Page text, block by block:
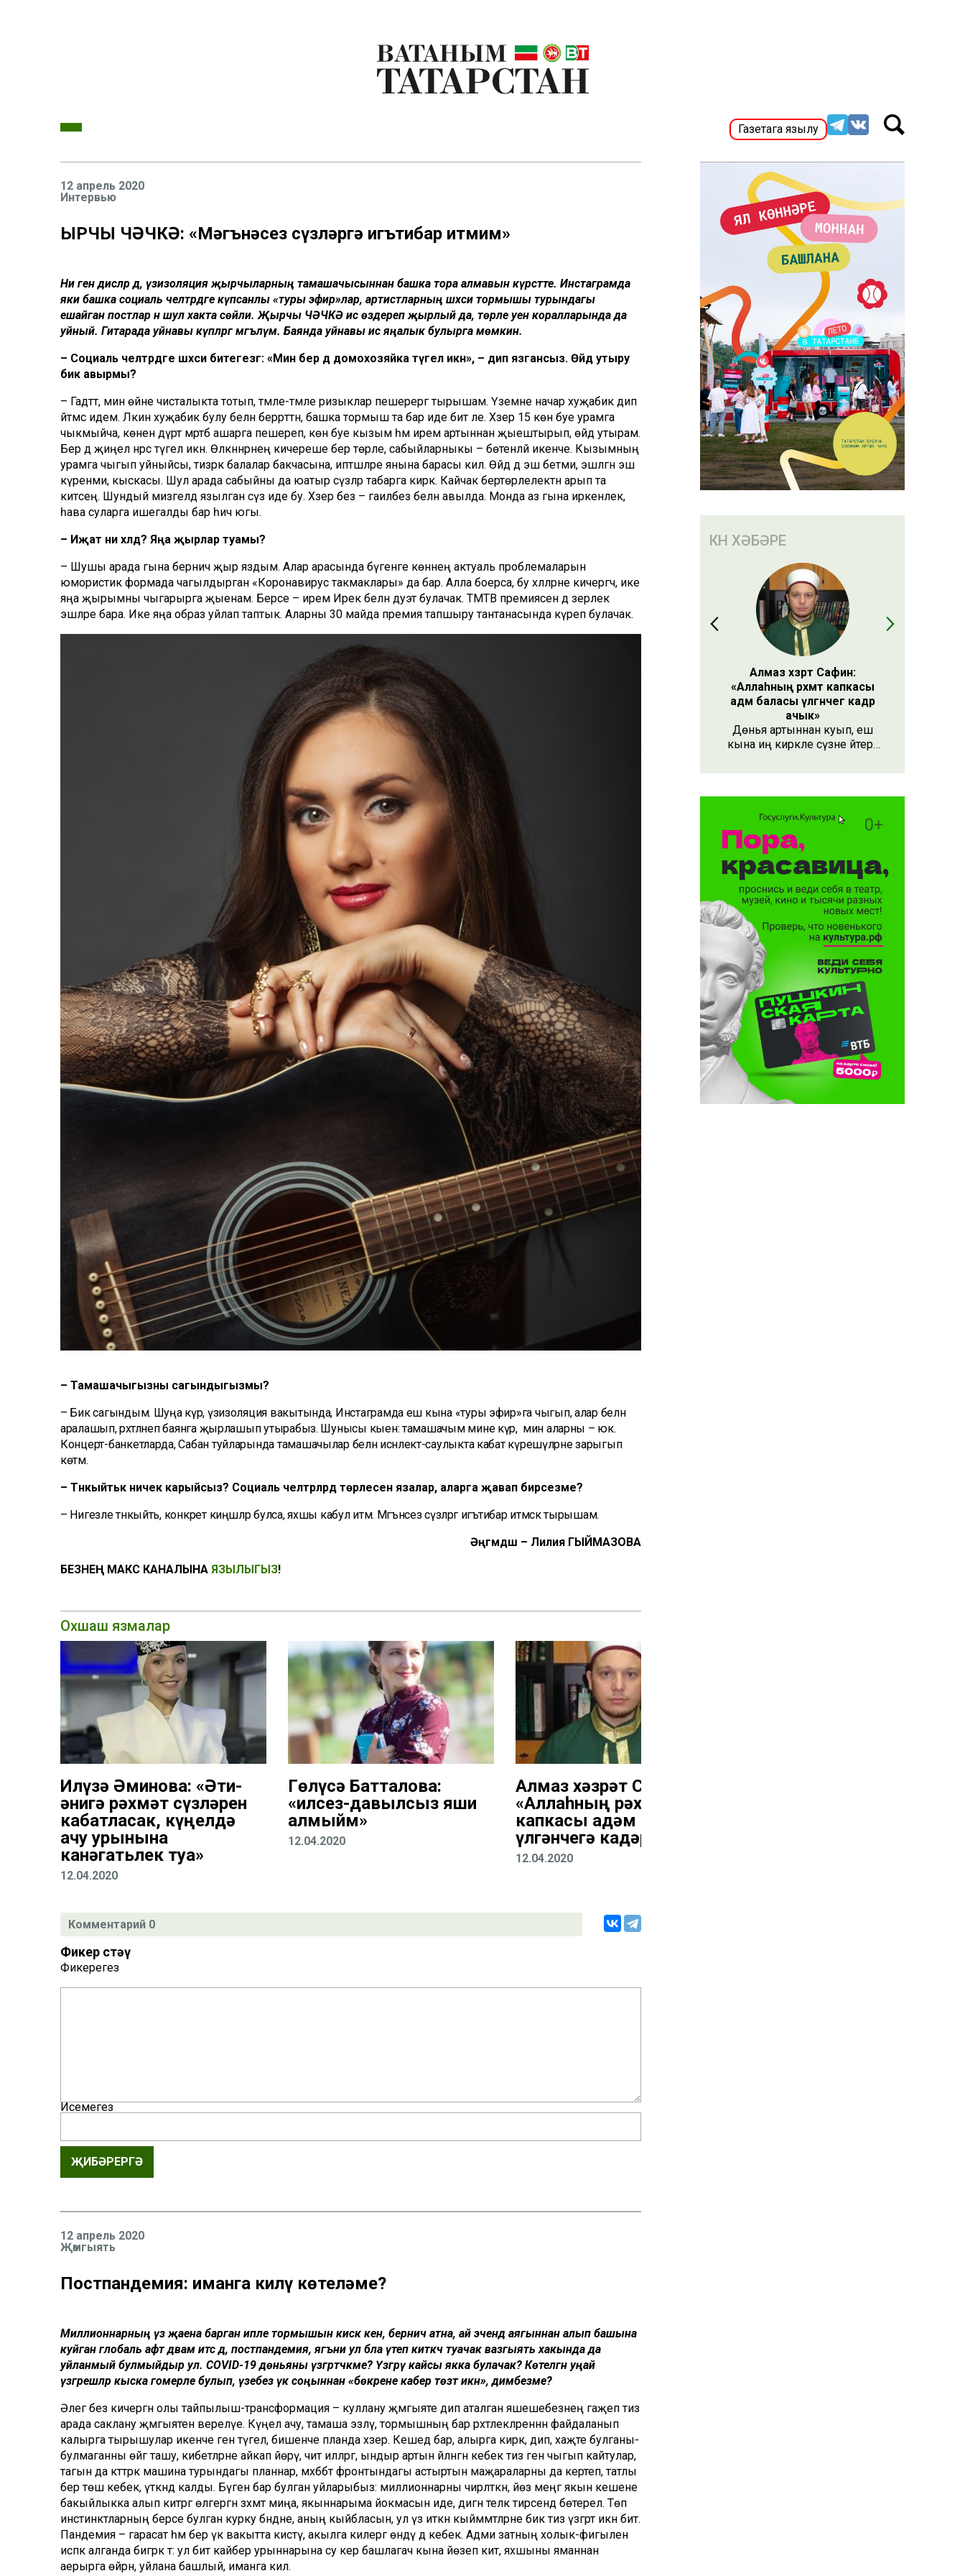
Газетага язылу
12 апрель 2020
Интервью
ҖЫРЧЫ ЧӘЧКӘ: «Мәгънәсез сүзләргә игътибар итмим»
Ни генә дисәләр дә, үзизоляция җырчыларның тамашачысыннан башка тора алмавын күрсәтте. Инстаграмда
яки башка социаль челтәрдәге күпсанлы «туры эфир»лар, артистларның шәхси тормышы турындагы
ешайган постлар әнә шул хакта сөйли. Җырчы ЧӘЧКӘ исә өздереп җырлый да, төрле уен коралларында да
уйный. Гитарада уйнавы күпләргә мәгълүм. Баянда уйнавы исә яңалык булырга мөмкин.
– Социаль челтәрдәге шәхси битегезгә: «Мин бер дә домохозяйка түгел икән», – дип язгансыз. Өйдә утыру
бик авырмы?
– Гадәттә, мин өйне чисталыкта тотып, тәмле-тәмле ризыклар пешерергә тырышам. Үземне начар хуҗабикә дип
әйтмәс идем. Ләкин хуҗабикә булу белән беррәттән, башка тормыш та бар иде бит әле. Хәзер 15 көн буе урамга
чыкмыйча, көненә дүрт мәртәбә ашарга пешереп, көн буе кызым һәм ирем артыннан җыештырып, өйдә утырам.
Бер дә җиңел нәрсә түгел икән. Өлкәннәрнең кичереше бер төрле, сабыйларныкы – бөтенләй икенче. Кызымның
урамга чыгып уйныйсы, тизрәк балалар бакчасына, иптәшләре янына барасы килә. Өйдә дә эш бетми, эшләгән эш
күренми, кыскасы. Шул арада сабыйны да юатыр сүзләр табарга кирәк. Кайчак бертөрлелектән арып та
китәсең. Шундый мизгелдә язылган сүз иде бу. Хәзер без – гаиләбез белән авылда. Монда аз гына иркенлек,
һава суларга ишегалды бар һич югы.
– Иҗат ни хәлдә? Яңа җырлар туамы?
– Шушы арада гына берничә җыр яздым. Алар арасында бүгенге көннең актуаль проблемаларын
юмористик формада чагылдырган «Коронавирус такмаклары» да бар. Алла боерса, бу хәлләрне кичергәч, ике
яңа җырымны чыгарырга җыенам. Берсе – ирем Ирек белән дуэт булачак. ТМТВ премиясенә дә әзерлек
эшләре бара. Ике яңа образ уйлап таптык. Аларны 30 майда премия тапшыру тантанасында күреп булачак.
– Тамашачыгызны сагындыгызмы?
– Бик сагындым. Шуңа күрә, үзизоляция вакытында, Инстаграмда еш кына «туры эфир»га чыгып, алар белән
аралашып, рәхәтләнеп баянга җырлашып утырабыз. Шунысы кыен: тамашачым мине күрә, ә мин аларны – юк.
Концерт-банкетларда, Сабан туйларында тамашачылар белән исәнлектә-саулыкта кабат күрешүләрне зарыгып
көтәм.
– Тәнкыйтькә ничек карыйсыз? Социаль челтәрләрдә төрлесен язалар, аларга җавап бирәсезме?
– Нигезле тәнкыйть, конкрет киңәшләр булса, яхшы кабул итәм. Мәгънәсез сүзләргә игътибар итмәскә тырышам.
Әңгәмәдәш – Лилия ГЫЙМАЗОВА
БЕЗНЕҢ МАКС КАНАЛЫНА ЯЗЫЛЫГЫЗ!
Охшаш язмалар
Илүзә Әминова: «Әти-
әнигә рәхмәт сүзләрен
кабатласак, күңелдә
ачу урынына
канәгатьлек туа»
12.04.2020
Гөлүсә Батталова:
«Җилсез-давылсыз яши
алмыйм»
12.04.2020
Алмаз хәзрәт Сафин:
«Аллаһның рәхмәт
капкасы адәм баласы
үлгәнчегә кадәр ачык»
12.04.2020
Комментарий 0
Фикер өстәү
Фикерегез
Исемегез
ҖИБӘРЕРГӘ
12 апрель 2020
Җәмгыять
Постпандемия: иманга килү көтеләме?
Миллионнарның үз җаена барган ипле тормышын кисәк кенә, берничә атна, ай эчендә аягыннан алып башына
куйган глобаль афәт дәвам итсә дә, постпандемия, ягъни ул бәла үтеп киткәч туачак вазгыять хакында да
уйланмый булмыйдыр ул. COVID-19 дөньяны үзгәртәчәкме? Үзгәрү кайсы якка булачак? Көтелгән уңай
үзгәрешләр кыска гомерле булып, үзебез үк соңыннан «бөкрене кабер төзәтә икән», димәбезме?
Әлегә без кичергән олы тайпылыш-трансформация – куллану җәмгыяте дип аталган яшәешебезнең гаҗәеп тиз
арада саклану җәмгыятенә әверелүе. Күңел ачу, тамаша эзләү, тормышның бар рәхәтлекләреннән файдаланып
калырга тырышулар икенче генә түгел, бишенче планда хәзер. Кешедә бар, алырга кирәк, дип, хаҗәте булганы-
булмаганны өйгә ташу, кибетләрне айкап йөрү, чит илләргә, ындыр артын әйләнгән кебек тиз генә чыгып кайтулар,
тагын да кәттәрәк машина турындагы планнар, мәхәббәт фронтындагы астыртын маҗараларны да кертеп, татлы
бер төш кебек, үткәндә калды. Бүген бар булган уйларыбыз: миллионнарны чирләткән, йөз меңгә якын кешене
бакыйлыкка алып китәргә өлгергән зәхмәт миңа, якыннарыма йокмасын иде, дигән теләк тирәсендә бөтерелә. Төп
инстинктларның берсе булган курку бәндәне, аның кыйбласын, ул үз иткән кыйммәтләрне бик тиз үзгәртә икән бит.
Пандемия – гарасат һәм бер үк вакытта кисәтү, акылга килергә өндәү дә кебек. Адәми затның холык-фигылен
исәпкә алганда бигрәк тә: ул бит кайбер урыннарына су керә башлагач кына йөзеп китә, яхшыны яманнан
аерырга өйрәнә, уйлана башлый, иманга килә.
КӨН ХӘБӘРЕ
Алмаз хәзрәт Сафин:
«Аллаһның рәхмәт капкасы
адәм баласы үлгәнчегә кадәр
ачык»
Дөнья артыннан куып, еш
кына иң кирәкле сүзне әйтергә
Әлеге сүзне күршең яки
кеше бөтен яшәеше, барлыгы